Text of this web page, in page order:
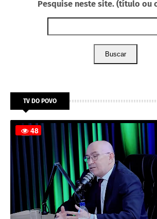
Pesquise neste site. (título ou
Buscar
TV DO POVO